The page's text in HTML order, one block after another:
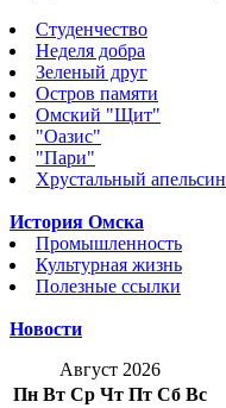
Студенчество
Неделя добра
Зеленый друг
Остров памяти
Омский "Щит"
"Оазис"
"Пари"
Хрустальный апельсин
История Омска
Промышленность
Культурная жизнь
Полезные ссылки
Новости
Август 2026
Пн Вт Ср Чт Пт Сб Вс